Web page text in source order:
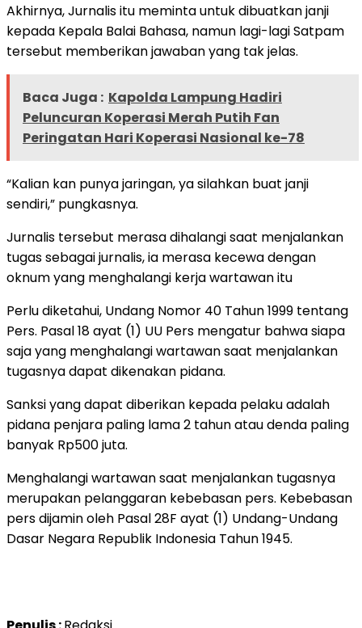
Akhirnya, Jurnalis itu meminta untuk dibuatkan janji
kepada Kepala Balai Bahasa, namun lagi-lagi Satpam
tersebut memberikan jawaban yang tak jelas.
Baca Juga : Kapolda Lampung Hadiri
Peluncuran Koperasi Merah Putih Fan
Peringatan Hari Koperasi Nasional ke-78
“Kalian kan punya jaringan, ya silahkan buat janji
sendiri,” pungkasnya.
Jurnalis tersebut merasa dihalangi saat menjalankan
tugas sebagai jurnalis, ia merasa kecewa dengan
oknum yang menghalangi kerja wartawan itu
Perlu diketahui, Undang Nomor 40 Tahun 1999 tentang
Pers. Pasal 18 ayat (1) UU Pers mengatur bahwa siapa
saja yang menghalangi wartawan saat menjalankan
tugasnya dapat dikenakan pidana.
Sanksi yang dapat diberikan kepada pelaku adalah
pidana penjara paling lama 2 tahun atau denda paling
banyak Rp500 juta.
Menghalangi wartawan saat menjalankan tugasnya
merupakan pelanggaran kebebasan pers. Kebebasan
pers dijamin oleh Pasal 28F ayat (1) Undang-Undang
Dasar Negara Republik Indonesia Tahun 1945.